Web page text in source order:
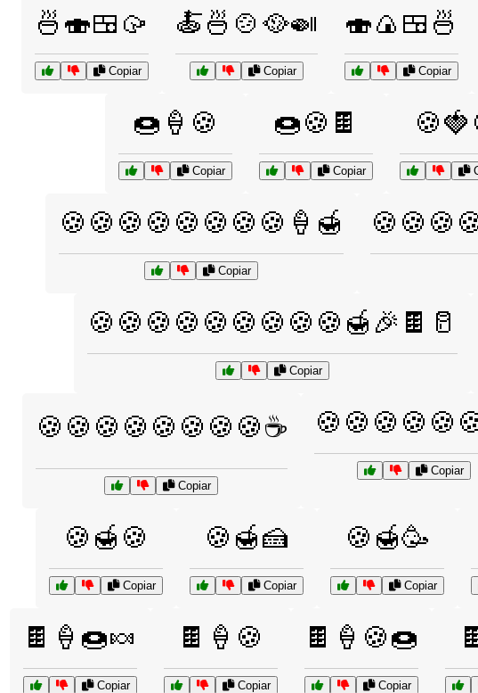
🍜🍣🍱🥠
Copiar
🍝🍜🍲🥘🍛
Copiar
🍣🍙🍱🍜
Copiar
🍩🍦🍪
Copiar
🍩🍪🍫
Copiar
🍪🍪🍪🍪🍪🍪🍪🍪🍦🍯
Copiar
🍪🍪🍪🍪🍪🍪🍪🍪🍪🍯🎉🍫🥛
Copiar
🍪🍪🍪🍪🍪🍪🍪🍪☕
Copiar
Copiar
🍪🍯🍪
Copiar
🍪🍯🍰
Copiar
🍪🍯🥳
Copiar
🍫🍦🍩🍬
Copiar
🍫🍦🍪
Copiar
🍫🍦🍪🍩
Copiar